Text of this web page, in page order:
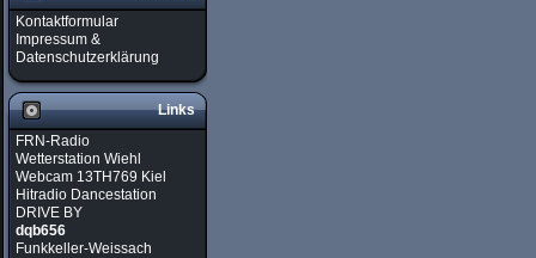
Kontaktformular
Impressum &
Datenschutzerklärung
Links
FRN-Radio
Wetterstation Wiehl
Webcam 13TH769 Kiel
Hitradio Dancestation
DRIVE BY
dqb656
Funkkeller-Weissach